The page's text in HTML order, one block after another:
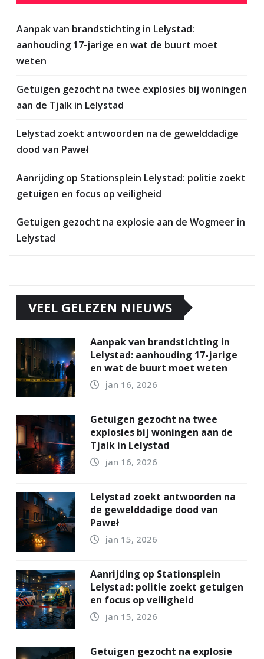
Aanpak van brandstichting in Lelystad:
aanhouding 17-jarige en wat de buurt moet
weten
Getuigen gezocht na twee explosies bij woningen
aan de Tjalk in Lelystad
Lelystad zoekt antwoorden na de gewelddadige
dood van Paweł
Aanrijding op Stationsplein Lelystad: politie zoekt
getuigen en focus op veiligheid
Getuigen gezocht na explosie aan de Wogmeer in
Lelystad
VEEL GELEZEN NIEUWS
Aanpak van brandstichting in
Lelystad: aanhouding 17-jarige
en wat de buurt moet weten
jan 16, 2026
Getuigen gezocht na twee
explosies bij woningen aan de
Tjalk in Lelystad
jan 16, 2026
Lelystad zoekt antwoorden na
de gewelddadige dood van
Paweł
jan 15, 2026
Aanrijding op Stationsplein
Lelystad: politie zoekt getuigen
en focus op veiligheid
jan 15, 2026
Getuigen gezocht na explosie